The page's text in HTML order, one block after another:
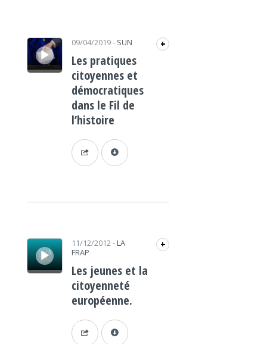
Lecteur audio 09/04/2019- SUN +
Les pratiques
citoyennes et
démocratiques
dans le Fil de
l’histoire
Lecteur audio 11/12/2012- LA
FRAP
+
Les jeunes et la
citoyenneté
européenne.